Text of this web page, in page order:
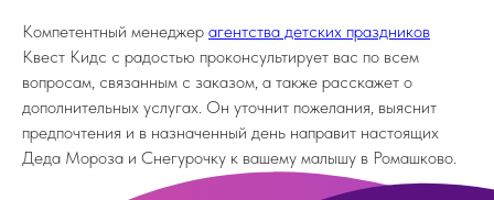
Компетентный менеджер агентства детских праздников
Квест Кидс с радостью проконсультирует вас по всем
вопросам, связанным с заказом, а также расскажет о
дополнительных услугах. Он уточнит пожелания, выяснит
предпочтения и в назначенный день направит настоящих
Деда Мороза и Снегурочку к вашему малышу в Ромашково.